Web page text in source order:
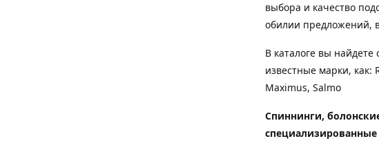
выбора и качество
обилии предложений,
В каталоге вы
известные марки, как:
Maximus, Salmo
Спиннинги,